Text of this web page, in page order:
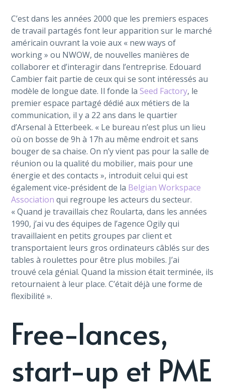
C’est dans les années 2000 que les premiers espaces
de travail partagés font leur apparition sur le marché
américain ouvrant la voie aux « new ways of
working » ou NWOW, de nouvelles manières de
collaborer et d’interagir dans l’entreprise. Edouard
Cambier fait partie de ceux qui se sont intéressés au
modèle de longue date. Il fonde la Seed Factory, le
premier espace partagé dédié aux métiers de la
communication, il y a 22 ans dans le quartier
d’Arsenal à Etterbeek. « Le bureau n’est plus un lieu
où on bosse de 9h à 17h au même endroit et sans
bouger de sa chaise. On n’y vient pas pour la salle de
réunion ou la qualité du mobilier, mais pour une
énergie et des contacts », introduit celui qui est
également vice-président de la Belgian Workspace
Association qui regroupe les acteurs du secteur.
« Quand je travaillais chez Roularta, dans les années
1990, j’ai vu des équipes de l’agence Ogily qui
travaillaient en petits groupes par client et
transportaient leurs gros ordinateurs câblés sur des
tables à roulettes pour être plus mobiles. J’ai
trouvé cela génial. Quand la mission était terminée, ils
retournaient à leur place. C’était déjà une forme de
flexibilité ».
Free-lances,
start-up et PME